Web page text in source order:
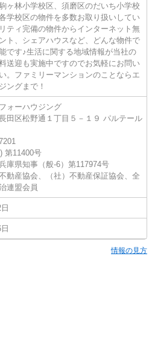
ヶ林小学校区、須磨区のだいち小学校
学校区の物件を多数お取り扱いしてい
ティ完備の物件からインターネット無
ト、シェアハウスなど、どんな物件で
です♪生活に関する地域情報が当社の
送迎も実施中ですのでお気軽にお問い
。ファミリーマンションのことならエ
ングまで！
ォーハウジング
田区松野通１丁目５－１９ パルテール
第11400号
県知事（般-6）第117974号
動産協会、（社）不動産保証協会、全
連盟会員
情報の見方